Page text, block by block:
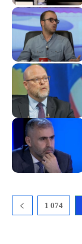
1 074